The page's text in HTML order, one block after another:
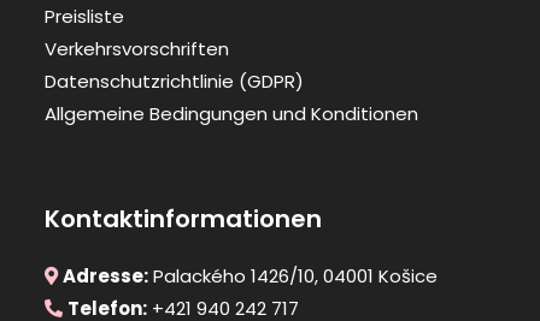
Preisliste
Verkehrsvorschriften
Datenschutzrichtlinie (GDPR)
Allgemeine Bedingungen und Konditionen
Kontaktinformationen
Adresse:Palackého 1426/10, 04001 Košice
Telefon: +421 940 242 717